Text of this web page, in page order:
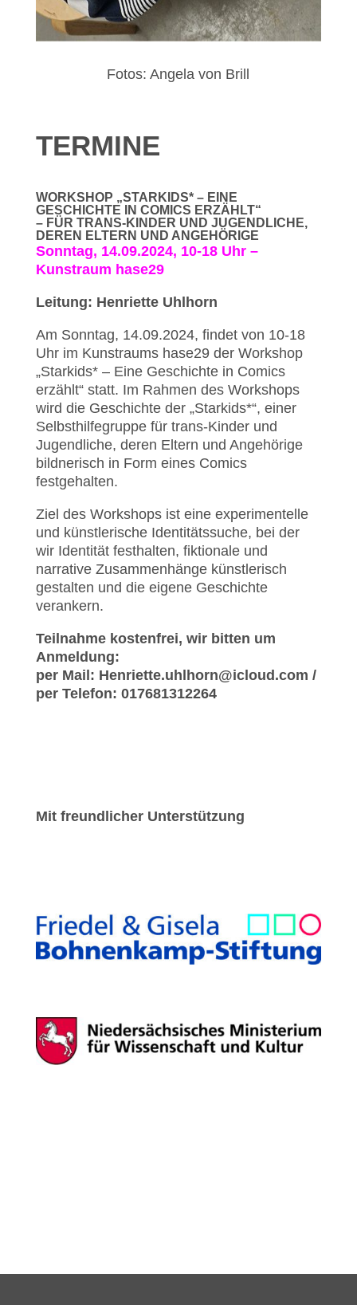
Fotos: Angela von Brill
TERMINE
WORKSHOP „STARKIDS* – EINE
GESCHICHTE IN COMICS ERZÄHLT“
– FÜR TRANS-KINDER UND JUGENDLICHE,
DEREN ELTERN UND ANGEHÖRIGE
Sonntag, 14.09.2024, 10-18 Uhr –
Kunstraum hase29
Leitung: Henriette Uhlhorn
Am Sonntag, 14.09.2024, findet von 10-18
Uhr im Kunstraums hase29 der Workshop
„Starkids* – Eine Geschichte in Comics
erzählt“ statt. Im Rahmen des Workshops
wird die Geschichte der „Starkids*“, einer
Selbsthilfegruppe für trans-Kinder und
Jugendliche, deren Eltern und Angehörige
bildnerisch in Form eines Comics
festgehalten.
Ziel des Workshops ist eine experimentelle
und künstlerische Identitätssuche, bei der
wir Identität festhalten, fiktionale und
narrative Zusammenhänge künstlerisch
gestalten und die eigene Geschichte
verankern.
Teilnahme kostenfrei, wir bitten um
Anmeldung:
per Mail: Henriette.uhlhorn@icloud.com /
per Telefon: 017681312264
Mit freundlicher Unterstützung